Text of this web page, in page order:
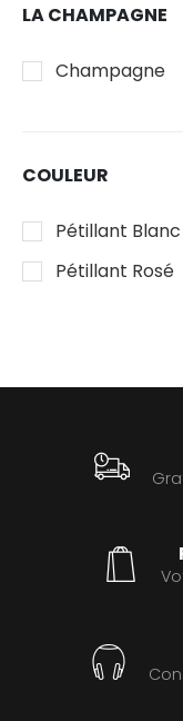
LA CHAMPAGNE
Champagne
COULEUR
Pétillant Blanc
Pétillant Rosé